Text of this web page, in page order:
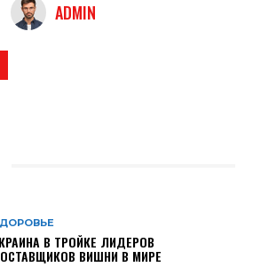
ADMIN
В ТРОЙКЕ ЛИДЕРОВ
ВИШНИ В МИРЕ